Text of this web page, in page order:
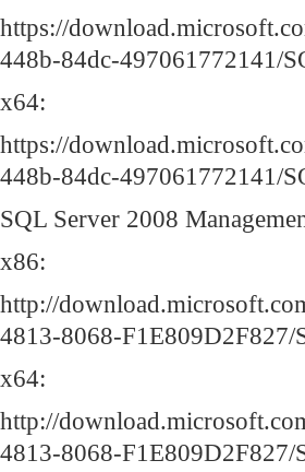
https://
448b-84dc-497061772141/
x64:
https://
448b-84dc-497061772141/
SQL Server 2008
x86:
http://
4813-8068-F1E809D2F827/
x64:
http://
4813-8068-F1E809D2F827/